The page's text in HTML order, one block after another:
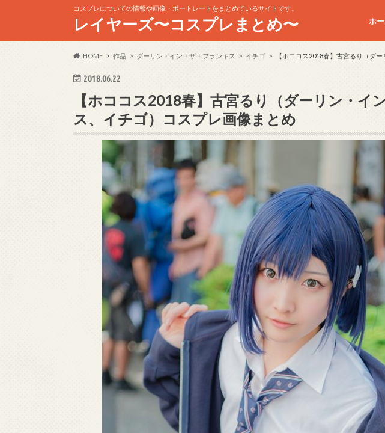
コスプレについての情報や画像・ポートレートをまとめているサイトです。
レイヤーズ〜コスプレまとめ〜 ホ
HOME 作品 ダーリン・イン・ザ・フランキス イチゴ 【ホココス2018春】古宮るり（ダ
2018.06.22
【ホココス2018春】古宮るり（ダーリン・イ
ス、イチゴ）コスプレ画像まとめ